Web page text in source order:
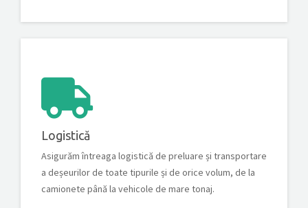
Logistică
Asigurăm întreaga logistică de preluare și transportare
a deșeurilor de toate tipurile și de orice volum, de la
camionete până la vehicole de mare tonaj.